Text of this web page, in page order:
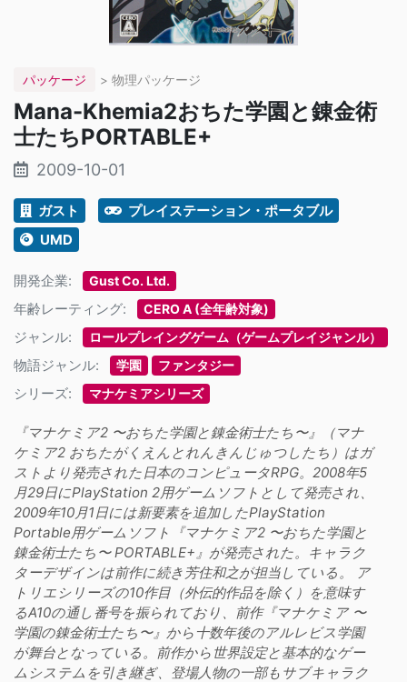
パッケージ > 物理パッケージ
Mana-Khemia2おちた学園と錬金術
士たちPORTABLE+
2009-10-01
ガスト
プレイステーション・ポータブル
UMD
開発企業: Gust Co. Ltd.
年齢レーティング: CERO A (全年齢対象)
ジャンル: ロールプレイングゲーム（ゲームプレイジャンル）
物語ジャンル: 学園 ファンタジー
シリーズ: マナケミアシリーズ
『マナケミア2 〜おちた学園と錬金術士たち〜』（マナ
ケミア2 おちたがくえんとれんきんじゅつしたち）はガ
ストより発売された日本のコンピュータRPG。2008年5
月29日にPlayStation 2用ゲームソフトとして発売され、
2009年10月1日には新要素を追加したPlayStation
Portable用ゲームソフト『マナケミア2 〜おちた学園と
錬金術士たち〜 PORTABLE+』が発売された。キャラク
ターデザインは前作に続き芳住和之が担当している。 ア
トリエシリーズの10作目（外伝的作品を除く）を意味す
るA10の通し番号を振られており、前作『マナケミア 〜
学園の錬金術士たち〜』から十数年後のアルレビス学園
が舞台となっている。前作から世界設定と基本的なゲー
ムシステムを引き継ぎ、登場人物の一部もサブキャラク